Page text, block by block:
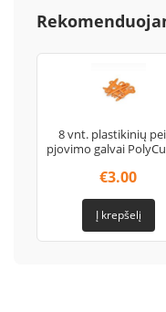
8 vnt. plastikinių
pjovimo galvai
€3.00
Į krepšelį